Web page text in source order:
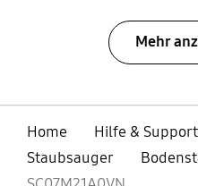
Mehr
Home
Hilfe &
Staubsauger